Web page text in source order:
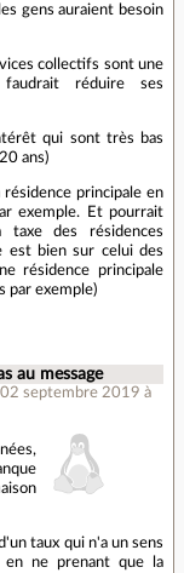
gens auraient besoin
collectifs sont une
réduire ses
qui sont très bas
ans)
principale en
exemple. Et pourrait
des résidences
est bien sur celui des
résidence principale
par exemple)
au message
02 septembre 2019 à
taux qui n'a un sens
en ne prenant que la